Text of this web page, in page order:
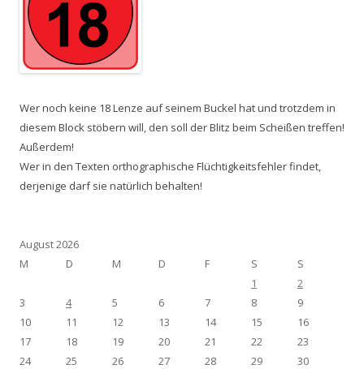
Wer noch keine 18 Lenze auf seinem Buckel hat und trotzdem in
diesem Block stöbern will, den soll der Blitz beim Scheißen treffen!
Außerdem!
Wer in den Texten orthographische Flüchtigkeitsfehler findet,
derjenige darf sie natürlich behalten!
August 2026
M
D M D F S
S
1
2
3
4 5 6 7 8
9
10
11 12 13 14 15
16
17
18 19 20 21 22
23
24
25 26 27 28 29
30